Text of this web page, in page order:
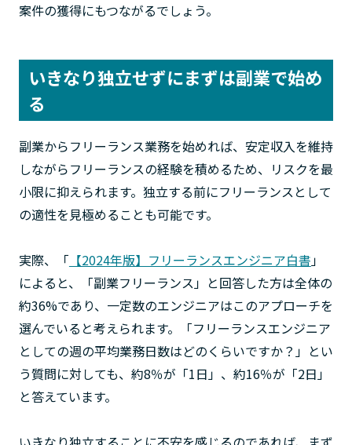
案件の獲得にもつながるでしょう。
いきなり独立せずにまずは副業で始め
る
副業からフリーランス業務を始めれば、安定収入を維持
しながらフリーランスの経験を積めるため、リスクを最
小限に抑えられます。独立する前にフリーランスとして
の適性を見極めることも可能です。
実際、「 【2024年版】フリーランスエンジニア白書」
によると、「副業フリーランス」と回答した方は全体の
約36%であり、一定数のエンジニアはこのアプローチを
選んでいると考えられます。「フリーランスエンジニア
としての週の平均業務日数はどのくらいですか？」とい
う質問に対しても、約8％が「1日」、約16％が「2日」
と答えています。